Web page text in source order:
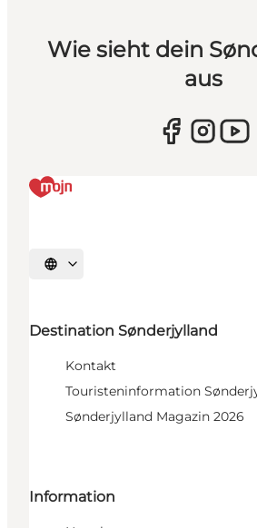
Wie sieht dein
aus
Sprache auswählen
Destination Sønderjylland
Kontakt
Touristeninformation
Sønderjylland Magazin 2026
Information